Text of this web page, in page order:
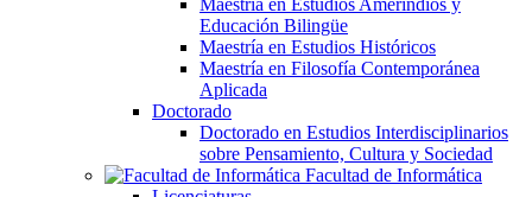
Maestría en Estudios Amerindios y
Educación Bilingüe
Maestría en Estudios Históricos
Maestría en Filosofía Contemporánea
Aplicada
Doctorado
Doctorado en Estudios Interdisciplinarios
sobre Pensamiento, Cultura y Sociedad
Facultad de Informática